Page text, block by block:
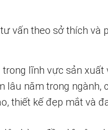
vấn theo sở thích và
lĩnh vực sản xuất
lâu năm trong ngành,
thiết kế đẹp mắt và